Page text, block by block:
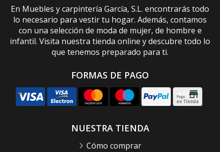
En Muebles y carpintería García, S.L. encontrarás todo
lo necesario para vestir tu hogar. Además, contamos
con una selección de moda de mujer, de hombre e
infantil. Visita nuestra tienda online y descubre todo lo
que tenemos preparado para ti.
FORMAS DE PAGO
NUESTRA TIENDA
Cómo comprar